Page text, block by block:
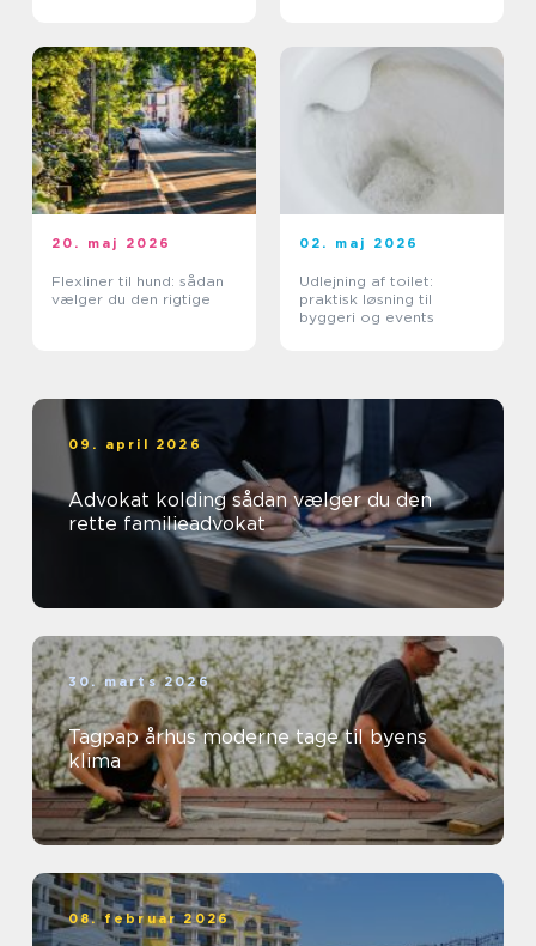
20. maj 2026
Flexliner til hund: sådan
vælger du den rigtige
02. maj 2026
Udlejning af toilet:
praktisk løsning til
byggeri og events
09. april 2026
Advokat kolding sådan vælger du den
rette familieadvokat
30. marts 2026
Tagpap århus moderne tage til byens
klima
08. februar 2026